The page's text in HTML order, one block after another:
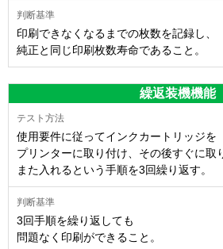
印刷できなくなるまでの枚数を記録し、
純正と同じ印刷枚数寿命であること。
繰返装機機能
使用要件に従ってインクカートリッジを
プリンターに取り付け、その後すぐに取
また入れるという手順を3回繰り返す。
3回手順を繰り返しても
問題なく印刷ができること。